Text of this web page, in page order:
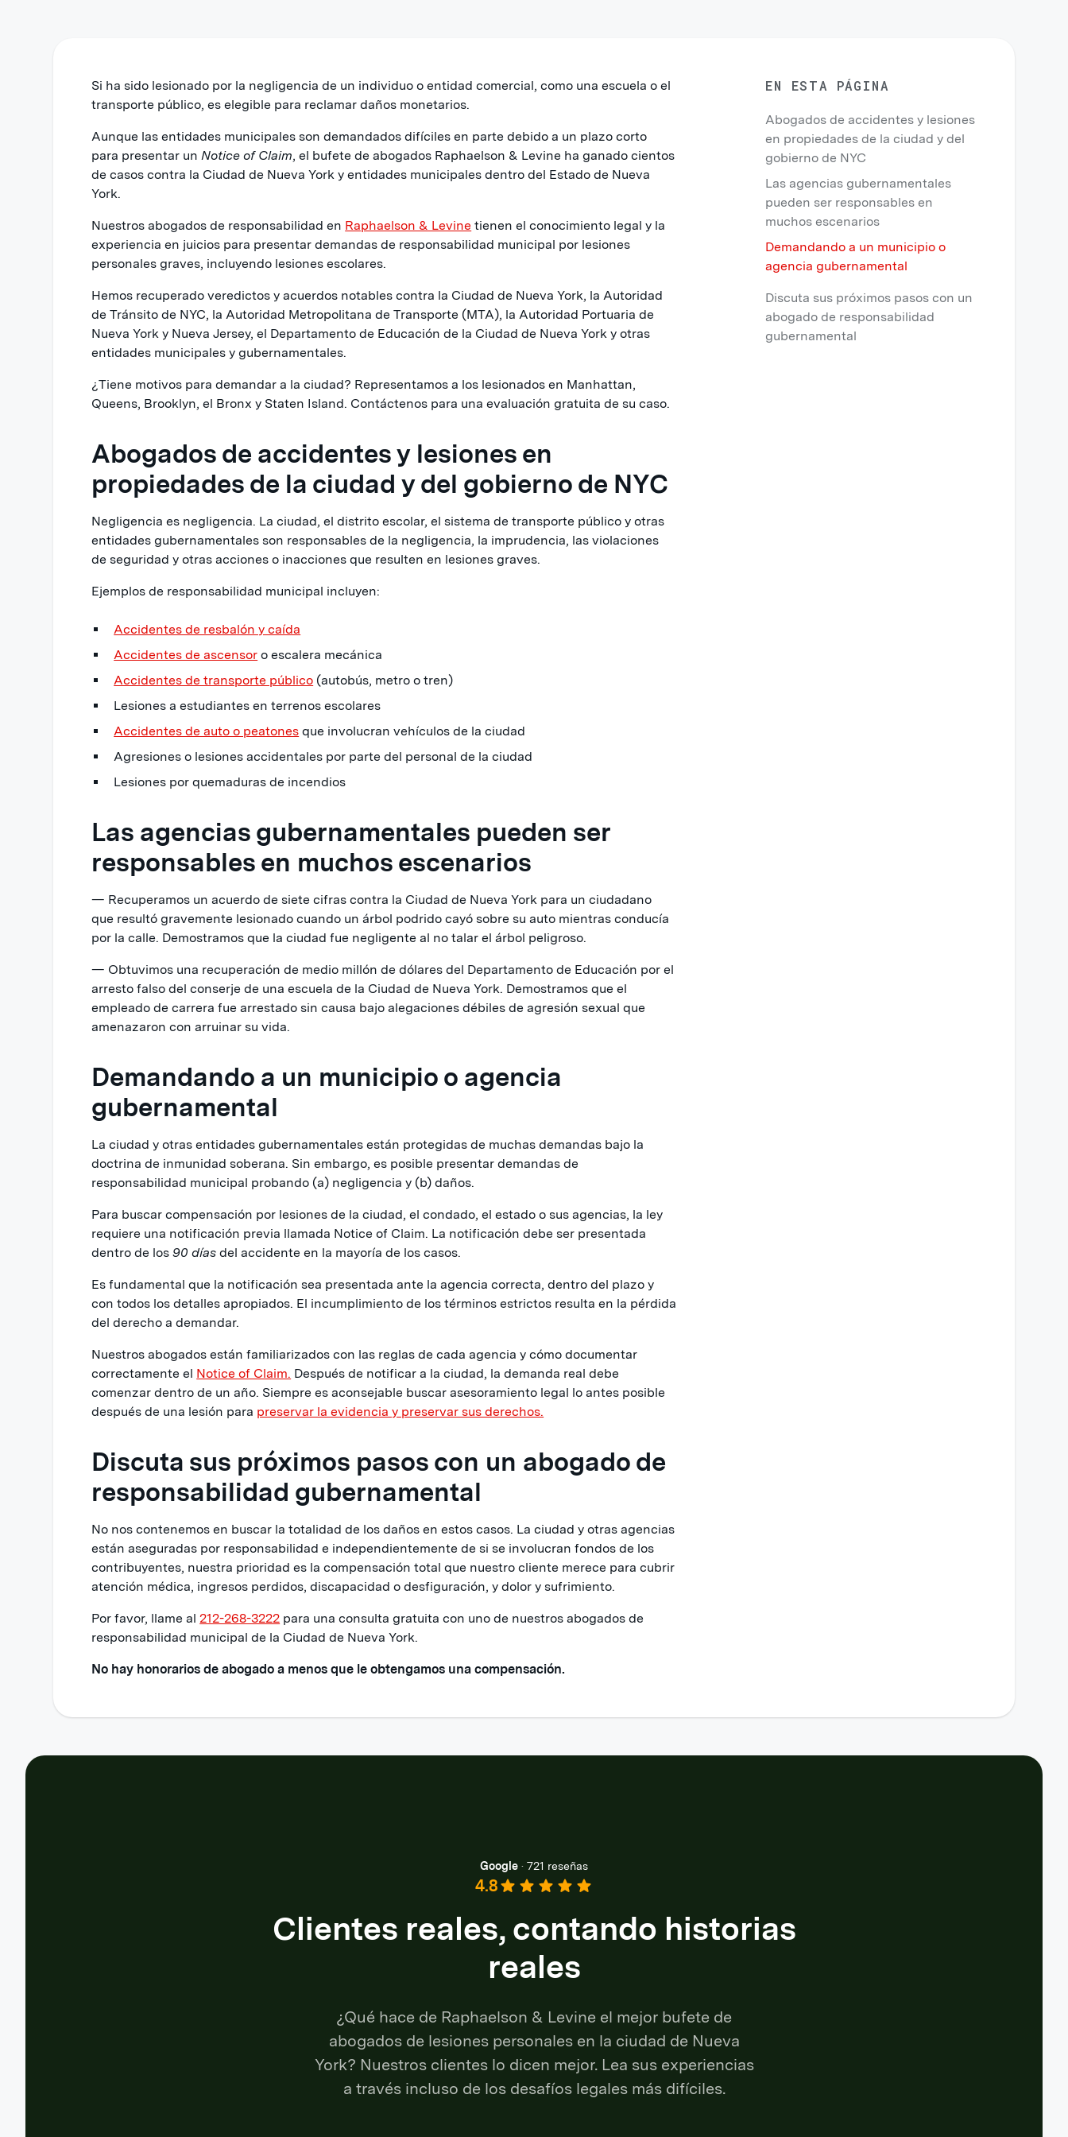
Si ha sido lesionado por la negligencia de un individuo o entidad comercial, como una escuela o el
transporte público, es elegible para reclamar daños monetarios.
Aunque las entidades municipales son demandados difíciles en parte debido a un plazo corto
para presentar unNotice of Claim, el bufete de abogados Raphaelson & Levine ha ganado cientos
de casos contra la Ciudad de Nueva York y entidades municipales dentro del Estado de Nueva
York.
Nuestros abogados de responsabilidad en Raphaelson & Levine tienen el conocimiento legal y la
experiencia en juicios para presentar demandas de responsabilidad municipal por lesiones
personales graves, incluyendo lesiones escolares.
Hemos recuperado veredictos y acuerdos notables contra la Ciudad de Nueva York, la Autoridad
de Tránsito de NYC, la Autoridad Metropolitana de Transporte (MTA), la Autoridad Portuaria de
Nueva York y Nueva Jersey, el Departamento de Educación de la Ciudad de Nueva York y otras
entidades municipales y gubernamentales.
¿Tiene motivos para demandar a la ciudad? Representamos a los lesionados en Manhattan,
Queens, Brooklyn, el Bronx y Staten Island. Contáctenos para una evaluación gratuita de su caso.
Abogados de accidentes y lesiones en
propiedades de la ciudad y del gobierno de NYC
Negligencia es negligencia. La ciudad, el distrito escolar, el sistema de transporte público y otras
entidades gubernamentales son responsables de la negligencia, la imprudencia, las violaciones
de seguridad y otras acciones o inacciones que resulten en lesiones graves.
Ejemplos de responsabilidad municipal incluyen:
Accidentes de resbalón y caída
Accidentes de ascensor o escalera mecánica
Accidentes de transporte público (autobús, metro o tren)
Lesiones a estudiantes en terrenos escolares
Accidentes de auto o peatones que involucran vehículos de la ciudad
Agresiones o lesiones accidentales por parte del personal de la ciudad
Lesiones por quemaduras de incendios
Las agencias gubernamentales pueden ser
responsables en muchos escenarios
— Recuperamos un acuerdo de siete cifras contra la Ciudad de Nueva York para un ciudadano
que resultó gravemente lesionado cuando un árbol podrido cayó sobre su auto mientras conducía
por la calle. Demostramos que la ciudad fue negligente al no talar el árbol peligroso.
— Obtuvimos una recuperación de medio millón de dólares del Departamento de Educación por el
arresto falso del conserje de una escuela de la Ciudad de Nueva York. Demostramos que el
empleado de carrera fue arrestado sin causa bajo alegaciones débiles de agresión sexual que
amenazaron con arruinar su vida.
Demandando a un municipio o agencia
gubernamental
La ciudad y otras entidades gubernamentales están protegidas de muchas demandas bajo la
doctrina de inmunidad soberana. Sin embargo, es posible presentar demandas de
responsabilidad municipal probando (a) negligencia y (b) daños.
Para buscar compensación por lesiones de la ciudad, el condado, el estado o sus agencias, la ley
requiere una notificación previa llamada Notice of Claim. La notificación debe ser presentada
dentro de los90 días del accidente en la mayoría de los casos.
Es fundamental que la notificación sea presentada ante la agencia correcta, dentro del plazo y
con todos los detalles apropiados. El incumplimiento de los términos estrictos resulta en la pérdida
del derecho a demandar.
Nuestros abogados están familiarizados con las reglas de cada agencia y cómo documentar
correctamente el Notice of Claim. Después de notificar a la ciudad, la demanda real debe
comenzar dentro de un año. Siempre es aconsejable buscar asesoramiento legal lo antes posible
después de una lesión para preservar la evidencia y preservar sus derechos.
Discuta sus próximos pasos con un abogado de
responsabilidad gubernamental
No nos contenemos en buscar la totalidad de los daños en estos casos. La ciudad y otras agencias
están aseguradas por responsabilidad e independientemente de si se involucran fondos de los
contribuyentes, nuestra prioridad es la compensación total que nuestro cliente merece para cubrir
atención médica, ingresos perdidos, discapacidad o desfiguración, y dolor y sufrimiento.
Por favor, llame al212-268-3222 para una consulta gratuita con uno de nuestros abogados de
responsabilidad municipal de la Ciudad de Nueva York.
No hay honorarios de abogado a menos que le obtengamos una compensación.
EN ESTA PÁGINA
Abogados de accidentes y lesiones
en propiedades de la ciudad y del
gobierno de NYC
Las agencias gubernamentales
pueden ser responsables en
muchos escenarios
Demandando a un municipio o
agencia gubernamental
Discuta sus próximos pasos con un
abogado de responsabilidad
gubernamental
Google · 721 reseñas
4.8
Clientes reales, contando historias
reales
¿Qué hace de Raphaelson & Levine el mejor bufete de
abogados de lesiones personales en la ciudad de Nueva
York? Nuestros clientes lo dicen mejor. Lea sus experiencias
a través incluso de los desafíos legales más difíciles.